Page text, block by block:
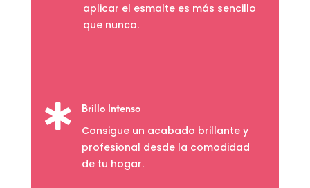
aplicar el esmalte es más sencillo
que nunca.
 Brillo Intenso
Consigue un acabado brillante y
profesional desde la comodidad
de tu hogar.